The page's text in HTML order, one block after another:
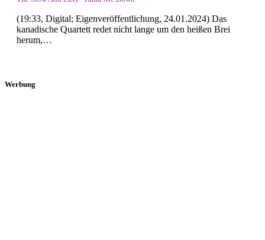
(19:33, Digital; Eigenveröffentlichung, 24.01.2024) Das
kanadische Quartett redet nicht lange um den heißen Brei
herum,…
Werbung